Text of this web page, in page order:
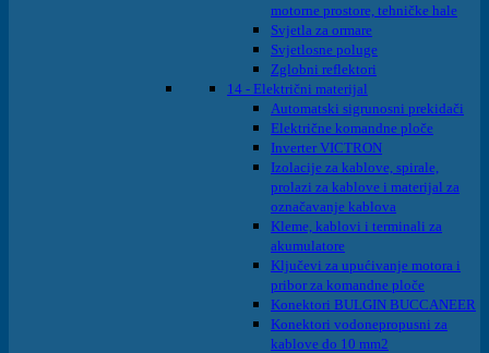
motorne prostore, tehničke hale
Svjetla za ormare
Svjetlosne poluge
Zglobni reflektori
14 - Električni materijal
Automatski sigrunosni prekidači
Električne komandne ploče
Inverter VICTRON
Izolacije za kablove, spirale,
prolazi za kablove i materijal za
označavanje kablova
Kleme, kablovi i terminali za
akumulatore
Ključevi za upućivanje motora i
pribor za komandne ploče
Konektori BULGIN BUCCANEER
Konektori vodonepropusni za
kablove do 10 mm2